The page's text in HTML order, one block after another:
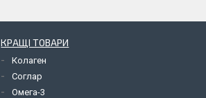
КРАЩІ ТОВАРИ
Колаген
Соглар
Омега-3